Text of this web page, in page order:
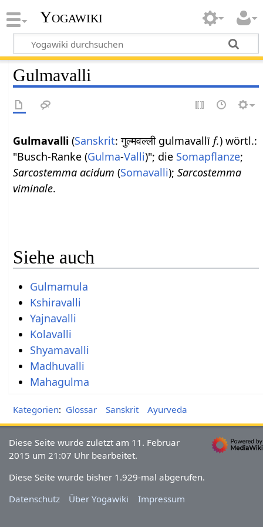
Yogawiki
Gulmavalli
Gulmavalli (Sanskrit: गुल्मवल्ली gulmavallīf.) wörtl.:
"Busch-Ranke (Gulma-Valli)"; die Somapflanze;
Sarcostemma acidum (Somavalli);Sarcostemma
viminale.
Siehe auch
Gulmamula
Kshiravalli
Yajnavalli
Kolavalli
Shyamavalli
Madhuvalli
Mahagulma
Kategorien: Glossar Sanskrit Ayurveda
Diese Seite wurde zuletzt am 11. Februar
2015 um 21:07 Uhr bearbeitet.
Diese Seite wurde bisher 1.929-mal abgerufen.
Datenschutz
Über Yogawiki Impressum